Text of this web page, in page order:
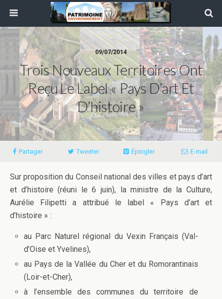
09/07/2014
Trois Nouveaux Territoires Ont
Reçu Le Label « Pays D’art Et
D’histoire »
Partager Tweeter Épingler E-mail
Sur proposition du Conseil national des villes et pays d’art
et d’histoire (réuni le 6 juin), la ministre de la Culture,
Aurélie Filipetti a attribué le label « Pays d’art et
d’histoire » :
au Parc Naturel régional du Vexin Français (Val-
d’Oise et Yvelines),
au Pays de la Vallée du Cher et du Romorantinais
(Loir-et-Cher),
à l’ensemble des communes du territoire de